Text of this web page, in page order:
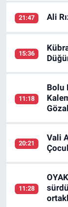
21:47 Ali
15:36
11:18
Bolu
20:21
Vali
11:28